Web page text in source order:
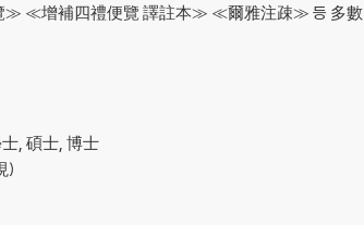
≪增補四禮便覽 譯註本≫ ≪爾雅注疎≫ 등 多數
, 碩士, 博士
)